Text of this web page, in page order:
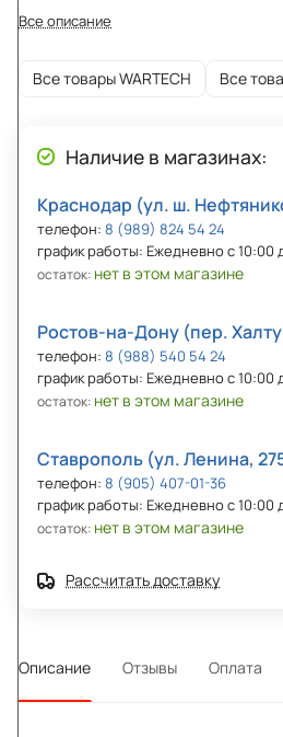
Все описание
Все товары WARTECH Все
Наличие в магазинах:
Краснодар (ул. ш.
телефон: 8 (989) 824 54 24
график работы: Ежедневно с 10:00
остаток: нет в этом магазине
Ростов-на-Дону (пер.
телефон: 8 (988) 540 54 24
график работы: Ежедневно с 10:00
остаток: нет в этом магазине
Ставрополь (ул. Ленина,
телефон: 8 (905) 407-01-36
график работы: Ежедневно с 10:00
остаток: нет в этом магазине
Рассчитать доставку
Описание Отзывы Оплата